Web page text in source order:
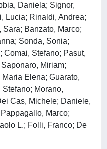
Daniela; Signor,
Lucia; Rinaldi, Andrea;
Banzato, Marco;
Sonda, Sonia;
Comai, Stefano; Pasut,
Miriam;
Elena; Guarato,
Morano,
Cas, Michele; Daniele,
Marco;
L.; Folli, Franco; De